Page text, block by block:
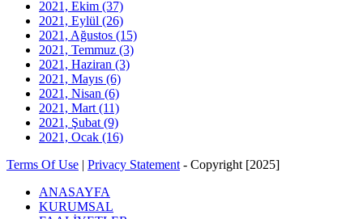
2021, Ekim (37)
2021, Eylül (26)
2021, Ağustos (15)
2021, Temmuz (3)
2021, Haziran (3)
2021, Mayıs (6)
2021, Nisan (6)
2021, Mart (11)
2021, Şubat (9)
2021, Ocak (16)
Terms Of Use | Privacy Statement - Copyright [2025]
ANASAYFA
KURUMSAL